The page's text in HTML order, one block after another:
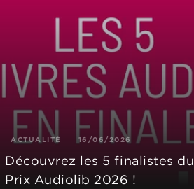
ACTUALITÉ 16/06/2026
Découvrez les 5 finalistes du
Prix Audiolib 2026 !